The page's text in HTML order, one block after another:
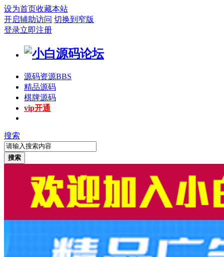
设为首页收藏本站
开启辅助访问 切换到窄版
登录立即注册
源码资源BBS
精品源码
棋牌源码
vip开通
搜索
搜索